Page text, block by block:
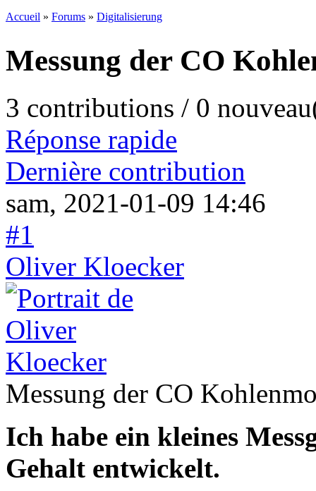
Accueil » Forums » Digitalisierung
Messung der CO
3 contributions / 0
Réponse rapide
Dernière contribution
sam, 2021-01-09 14:46
#1
Oliver Kloecker
Messung der CO
Ich habe ein kleines
Gehalt entwickelt.